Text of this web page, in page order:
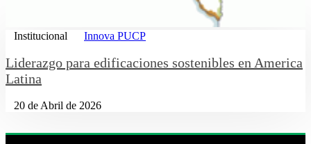
Institucional Innova PUCP
Liderazgo para edificaciones sostenibles en America
Latina
20 de Abril de 2026